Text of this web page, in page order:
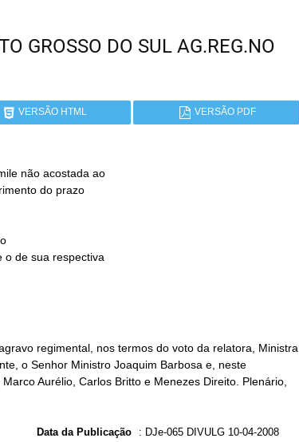
GROSSO DO SUL AG.REG.NO
VERSÃO HTML VERSÃO PDF
não acostada ao
regimental, nos termos do voto da relatora, Ministra
o Senhor Ministro Joaquim Barbosa e, neste
Aurélio, Carlos Britto e Menezes Direito. Plenário,
Data da Publicação : DJe-065 DIVULG 10-04-2008